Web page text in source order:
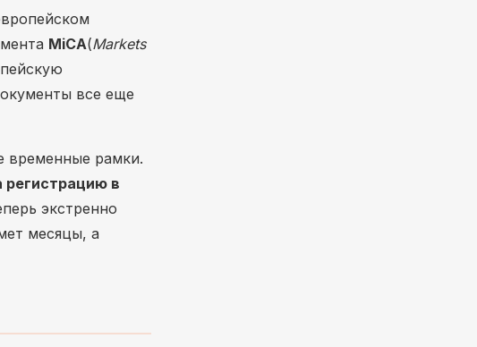
MiCA(Markets
все еще
временные рамки.
регистрацию в
экстренно
месяцы, а